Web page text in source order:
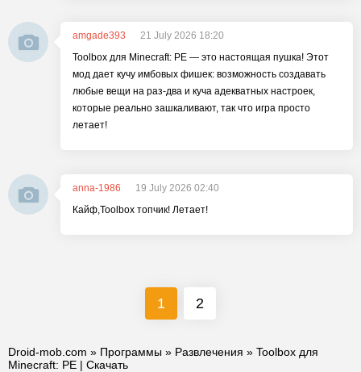
amgade393
21 July 2026 18:20
Toolbox для Minecraft: PE — это настоящая пушка! Этот
мод дает кучу имбовых фишек: возможность создавать
любые вещи на раз-два и куча адекватных настроек,
которые реально зашкаливают, так что игра просто
летает!
anna-1986
19 July 2026 02:40
Кайф,Toolbox топчик! Летает!
1 2
Droid-mob.com » Программы » Развлечения » Toolbox для
Minecraft: PE | Скачать